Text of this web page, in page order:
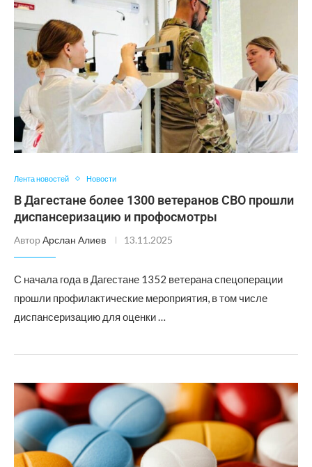
Лента новостей Новости
В Дагестане более 1300 ветеранов СВО прошли
диспансеризацию и профосмотры
Автор Арслан Алиев 13.11.2025
С начала года в Дагестане 1352 ветерана спецоперации
прошли профилактические мероприятия, в том числе
диспансеризацию для оценки …